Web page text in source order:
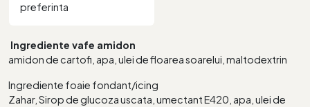
preferinta
Ingrediente vafe amidon
amidon de cartofi, apa, ulei de floarea soarelui, maltodextrin
Ingrediente foaie fondant/icing
Zahar, Sirop de glucoza uscata, umectant E420, apa, ulei de